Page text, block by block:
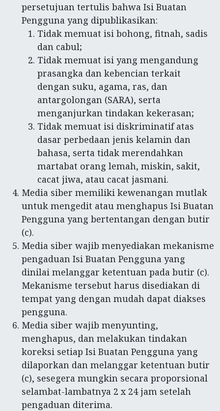
persetujuan tertulis bahwa Isi Buatan
Pengguna yang dipublikasikan:
Tidak memuat isi bohong, fitnah, sadis
dan cabul;
Tidak memuat isi yang mengandung
prasangka dan kebencian terkait
dengan suku, agama, ras, dan
antargolongan (SARA), serta
menganjurkan tindakan kekerasan;
Tidak memuat isi diskriminatif atas
dasar perbedaan jenis kelamin dan
bahasa, serta tidak merendahkan
martabat orang lemah, miskin, sakit,
cacat jiwa, atau cacat jasmani.
Media siber memiliki kewenangan mutlak
untuk mengedit atau menghapus Isi Buatan
Pengguna yang bertentangan dengan butir
(c).
Media siber wajib menyediakan mekanisme
pengaduan Isi Buatan Pengguna yang
dinilai melanggar ketentuan pada butir (c).
Mekanisme tersebut harus disediakan di
tempat yang dengan mudah dapat diakses
pengguna.
Media siber wajib menyunting,
menghapus, dan melakukan tindakan
koreksi setiap Isi Buatan Pengguna yang
dilaporkan dan melanggar ketentuan butir
(c), sesegera mungkin secara proporsional
selambat-lambatnya 2 x 24 jam setelah
pengaduan diterima.